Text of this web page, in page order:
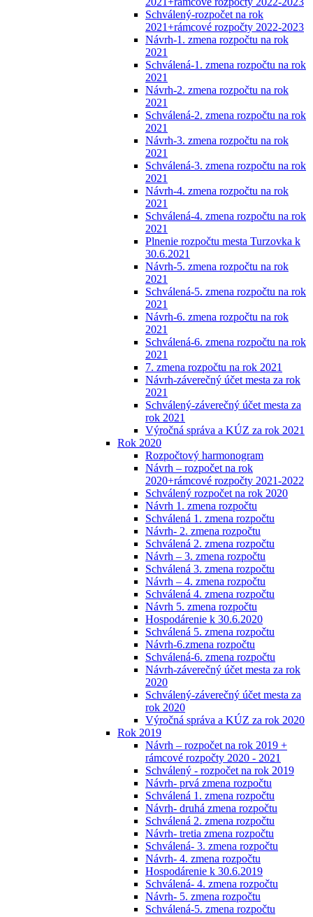
Schválený-rozpočet na rok
2021+rámcové rozpočty 2022-2023
Návrh-1. zmena rozpočtu na rok
2021
Schválená-1. zmena rozpočtu na rok
2021
Návrh-2. zmena rozpočtu na rok
2021
Schválená-2. zmena rozpočtu na rok
2021
Návrh-3. zmena rozpočtu na rok
2021
Schválená-3. zmena rozpočtu na rok
2021
Návrh-4. zmena rozpočtu na rok
2021
Schválená-4. zmena rozpočtu na rok
2021
Plnenie rozpočtu mesta Turzovka k
30.6.2021
Návrh-5. zmena rozpočtu na rok
2021
Schválená-5. zmena rozpočtu na rok
2021
Návrh-6. zmena rozpočtu na rok
2021
Schválená-6. zmena rozpočtu na rok
2021
7. zmena rozpočtu na rok 2021
Návrh-záverečný účet mesta za rok
2021
Schválený-záverečný účet mesta za
rok 2021
Výročná správa a KÚZ za rok 2021
Rok 2020
Rozpočtový harmonogram
Návrh – rozpočet na rok
2020+rámcové rozpočty 2021-2022
Schválený rozpočet na rok 2020
Návrh 1. zmena rozpočtu
Schválená 1. zmena rozpočtu
Návrh- 2. zmena rozpočtu
Schválená 2. zmena rozpočtu
Návrh – 3. zmena rozpočtu
Schválená 3. zmena rozpočtu
Návrh – 4. zmena rozpočtu
Schválená 4. zmena rozpočtu
Návrh 5. zmena rozpočtu
Hospodárenie k 30.6.2020
Schválená 5. zmena rozpočtu
Návrh-6.zmena rozpočtu
Schválená-6. zmena rozpočtu
Návrh-záverečný účet mesta za rok
2020
Schválený-záverečný účet mesta za
rok 2020
Výročná správa a KÚZ za rok 2020
Rok 2019
Návrh – rozpočet na rok 2019 +
rámcové rozpočty 2020 - 2021
Schválený - rozpočet na rok 2019
Návrh- prvá zmena rozpočtu
Schválená 1. zmena rozpočtu
Návrh- druhá zmena rozpočtu
Schválená 2. zmena rozpočtu
Návrh- tretia zmena rozpočtu
Schválená- 3. zmena rozpočtu
Návrh- 4. zmena rozpočtu
Hospodárenie k 30.6.2019
Schválená- 4. zmena rozpočtu
Návrh- 5. zmena rozpočtu
Schválená-5. zmena rozpočtu